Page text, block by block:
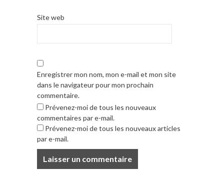
Site web
Enregistrer mon nom, mon e-mail et mon site
dans le navigateur pour mon prochain
commentaire.
Prévenez-moi de tous les nouveaux
commentaires par e-mail.
Prévenez-moi de tous les nouveaux articles
par e-mail.